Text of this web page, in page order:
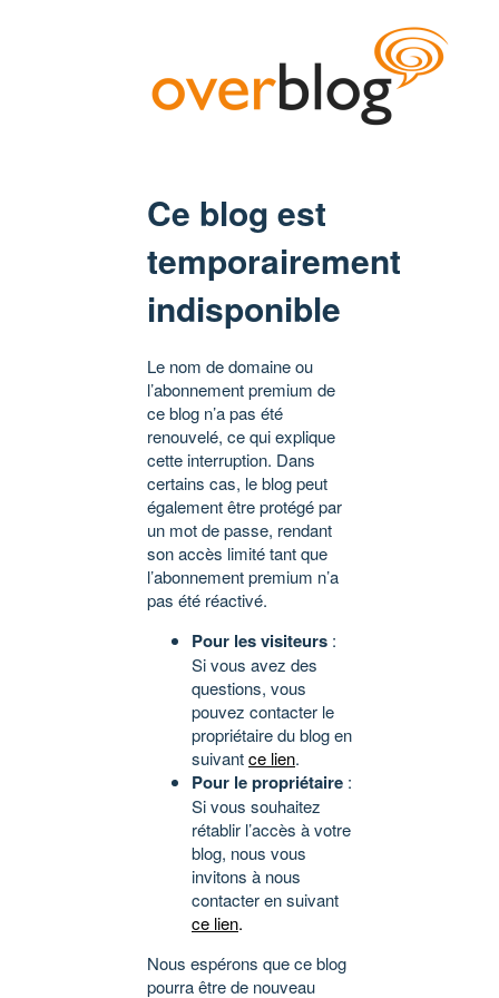
Ce blog est
temporairement
indisponible
Le nom de domaine ou
l’abonnement premium de
ce blog n’a pas été
renouvelé, ce qui explique
cette interruption. Dans
certains cas, le blog peut
également être protégé par
un mot de passe, rendant
son accès limité tant que
l’abonnement premium n’a
pas été réactivé.
Pour les visiteurs :
Si vous avez des
questions, vous
pouvez contacter le
propriétaire du blog en
suivantce lien.
Pour le propriétaire :
Si vous souhaitez
rétablir l’accès à votre
blog, nous vous
invitons à nous
contacter en suivant
ce lien.
Nous espérons que ce blog
pourra être de nouveau